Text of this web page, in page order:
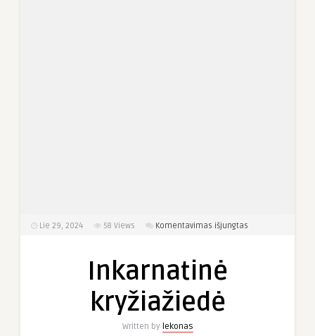
Lie 29, 2024 58 Views Komentavimas išjungtas
Inkarnatinė
kryžiažiedė
Written by lekonas